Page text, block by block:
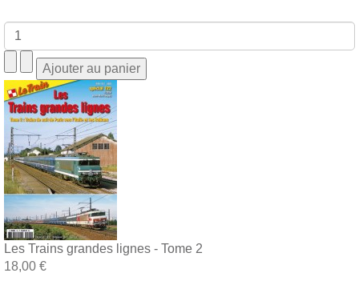
Les Trains grandes lignes - Tome 2
18,00 €